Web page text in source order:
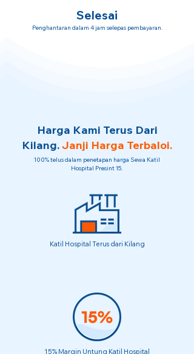
Selesai
Penghantaran dalam 4 jam selepas pembayaran.
Harga Kami Terus Dari
Kilang.Janji Harga Terbaloi.
100% telus dalam penetapan harga Sewa Katil
Hospital Presint 15.
Katil Hospital Terus dari Kilang
15% Margin Untung Katil Hospital